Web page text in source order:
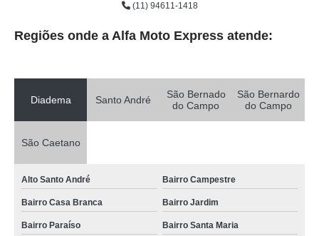
(11) 94611-1418
Regiões onde a Alfa Moto Express atende:
Diadema Santo André
São Bernado
do Campo
São Bernardo
do Campo
São Caetano
Alto Santo André Bairro Campestre
Bairro Casa Branca Bairro Jardim
Bairro Paraíso Bairro Santa Maria